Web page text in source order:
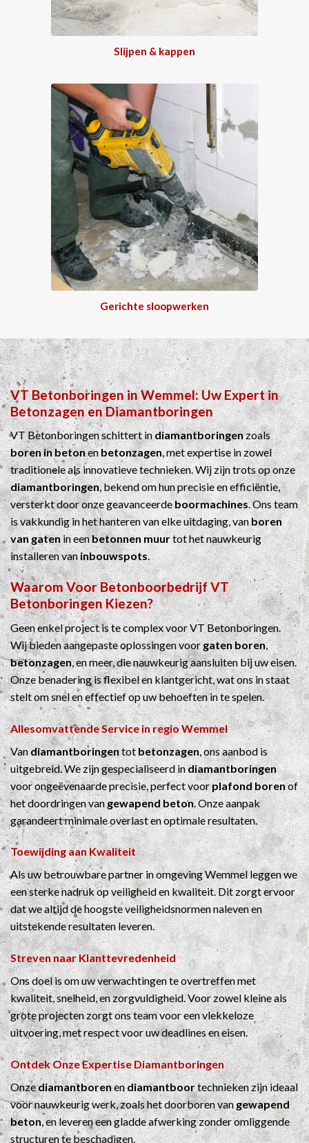
Slijpen & kappen
Gerichte sloopwerken
VT BetonboringeninWemmel: Uw Expert in
BetonzagenenDiamantboringen
VT Betonboringen schittert indiamantboringenzoals
boren in betonenbetonzagen, met expertise in zowel
traditionele als innovatieve technieken. Wij zijn trots op onze
diamantboringen, bekend om hun precisie en efficiëntie,
versterkt door onze geavanceerdeboormachines. Ons team
is vakkundig in het hanteren van elke uitdaging, vanboren
van gatenin eenbetonnen muurtot het nauwkeurig
installeren vaninbouwspots.
Waarom VoorBetonboorbedrijfVT
Betonboringen Kiezen?
Geen enkel project is te complex voor VT Betonboringen.
Wij bieden aangepaste oplossingen voorgaten boren,
betonzagen, en meer, die nauwkeurig aansluiten bij uw eisen.
Onze benadering is flexibel en klantgericht, wat ons in staat
stelt om snel en effectief op uw behoeften in te spelen.
Allesomvattende Service in regio Wemmel
Vandiamantboringentotbetonzagen, ons aanbod is
uitgebreid. We zijn gespecialiseerd indiamantboringen
voor ongeëvenaarde precisie, perfect voorplafond borenof
het doordringen vangewapend beton. Onze aanpak
garandeert minimale overlast en optimale resultaten.
Toewijding aan Kwaliteit
Als uw betrouwbare partner in omgeving Wemmel leggen we
een sterke nadruk op veiligheid en kwaliteit. Dit zorgt ervoor
dat we altijd de hoogste veiligheidsnormen naleven en
uitstekende resultaten leveren.
Streven naar Klanttevredenheid
Ons doel is om uw verwachtingen te overtreffen met
kwaliteit, snelheid, en zorgvuldigheid. Voor zowel kleine als
grote projecten zorgt ons team voor een vlekkeloze
uitvoering, met respect voor uw deadlines en eisen.
Ontdek Onze ExpertiseDiamantboringen
Onzediamantborenendiamantboortechnieken zijn ideaal
voor nauwkeurig werk, zoals het doorboren vangewapend
beton, en leveren een gladde afwerking zonder omliggende
structuren te beschadigen.